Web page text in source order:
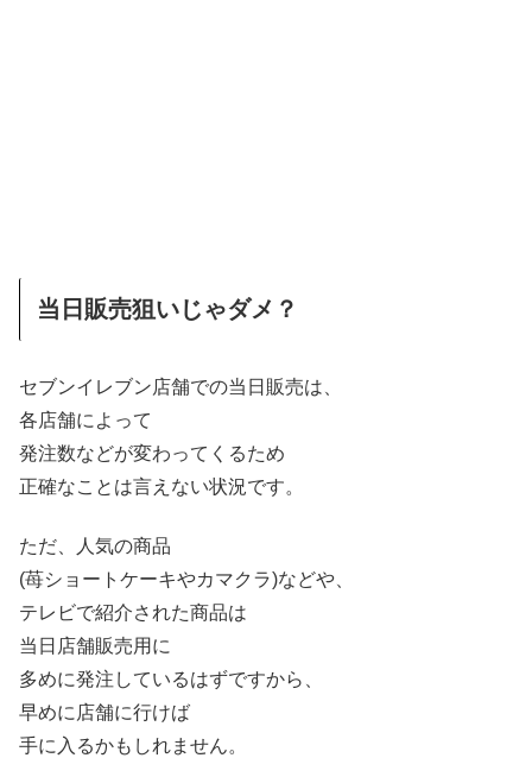
当日販売狙いじゃダメ？
セブンイレブン店舗での当日販売は、
各店舗によって
発注数などが変わってくるため
正確なことは言えない状況です。
ただ、人気の商品
(苺ショートケーキやカマクラ)などや、
テレビで紹介された商品は
当日店舗販売用に
多めに発注しているはずですから、
早めに店舗に行けば
手に入るかもしれません。